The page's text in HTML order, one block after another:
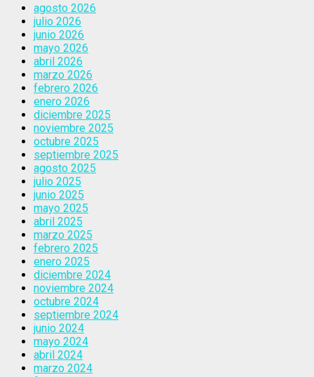
agosto 2026
julio 2026
junio 2026
mayo 2026
abril 2026
marzo 2026
febrero 2026
enero 2026
diciembre 2025
noviembre 2025
octubre 2025
septiembre 2025
agosto 2025
julio 2025
junio 2025
mayo 2025
abril 2025
marzo 2025
febrero 2025
enero 2025
diciembre 2024
noviembre 2024
octubre 2024
septiembre 2024
junio 2024
mayo 2024
abril 2024
marzo 2024